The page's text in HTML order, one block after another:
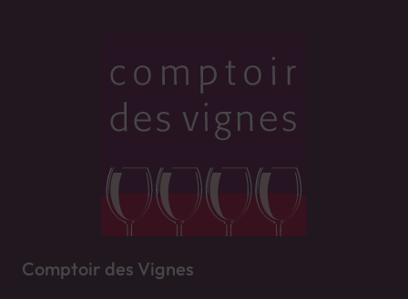
Comptoir des Vignes